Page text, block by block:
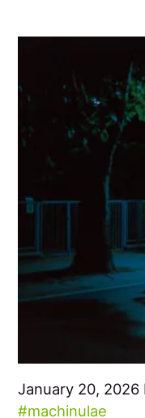
January 20,
machinulae